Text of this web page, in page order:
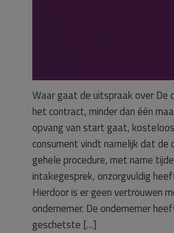
Waar gaat de uitspraak over De
het contract, minder dan één
opvang van start gaat,
consument vindt namelijk dat de
gehele procedure, met name
intakegesprek, onzorgvuldig
Hierdoor is er geen vertrouwen
ondernemer. De ondernemer
geschetste […]